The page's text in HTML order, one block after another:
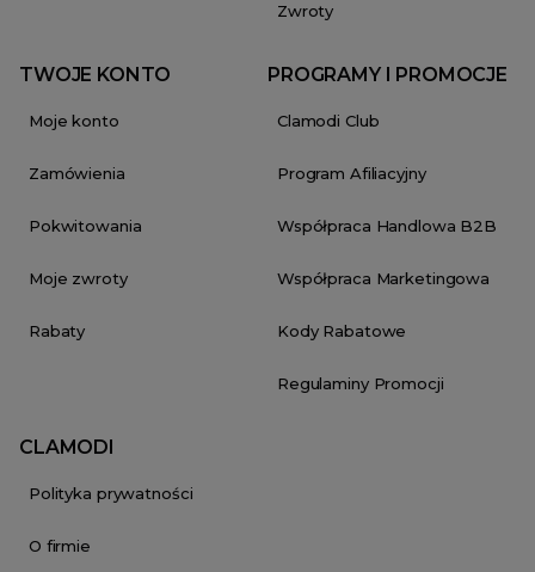
Zwroty
TWOJE KONTO
Moje konto
Zamówienia
Pokwitowania
Moje zwroty
Rabaty
PROGRAMY I PROMOCJE
Clamodi Club
Program Afiliacyjny
Współpraca Handlowa B2B
Współpraca Marketingowa
Kody Rabatowe
Regulaminy Promocji
CLAMODI
Polityka prywatności
O firmie